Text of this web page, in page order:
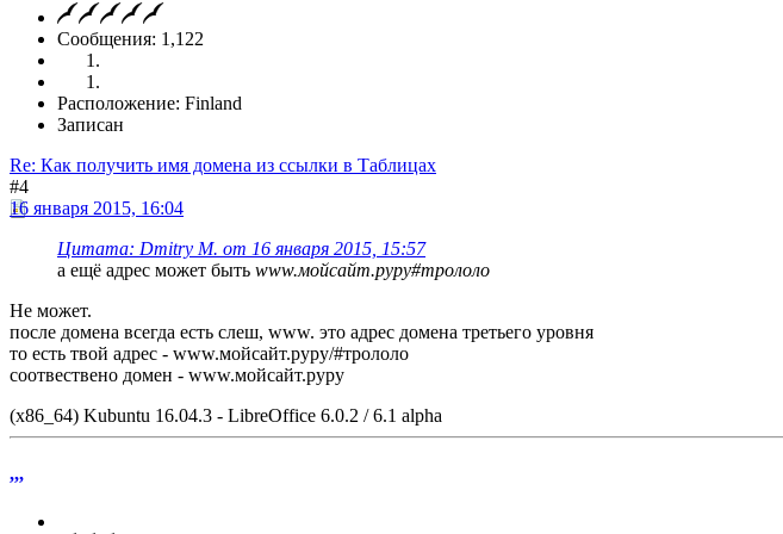
Сообщения: 1,122
Расположение: Finland
Записан
Re: Как получить имя домена из ссылки в Таблицах
#4
16 января 2015, 16:04
Цитата: Dmitry M. от 16 января 2015, 15:57
а ещё адрес может быть www.мойсайт.руру#трололо
Не может.
после домена всегда есть слеш, www. это адрес домена третьего уровня
то есть твой адрес - www.мойсайт.руру/#трололо
соотвествено домен - www.мойсайт.рурy
(x86_64) Kubuntu 16.04.3 - LibreOffice 6.0.2 / 6.1 alpha
,,,